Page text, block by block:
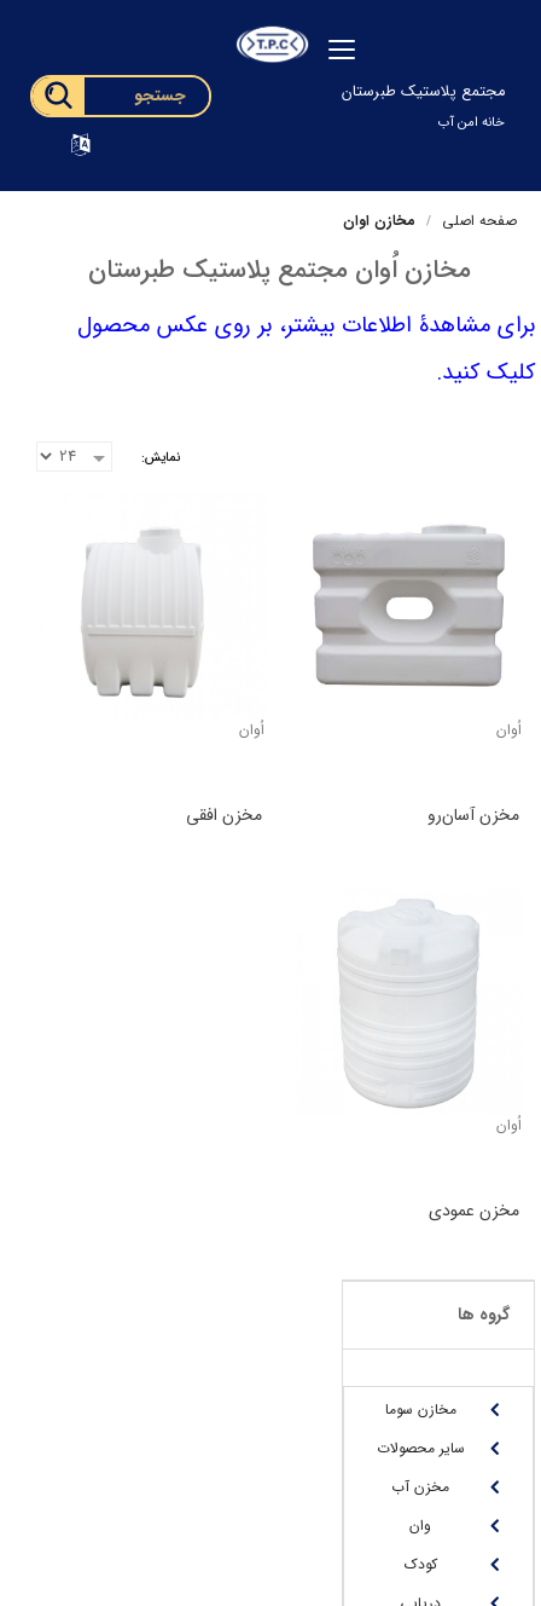
مجتمع پلاستیک طبرستان
خانه امن آب
صفحه اصلی مخازن اوان
مخازن اُوان مجتمع پلاستیک طبرستان
برای مشاهدۀ اطلاعات بیشتر، بر روی عکس محصول
کلیک کنید.
نمایش:
اُوان
مخزن آسان‌رو
اُوان
مخزن افقی
اُوان
مخزن عمودی
گروه ها
مخازن سوما
سایر محصولات
مخزن آب
وان
کودک